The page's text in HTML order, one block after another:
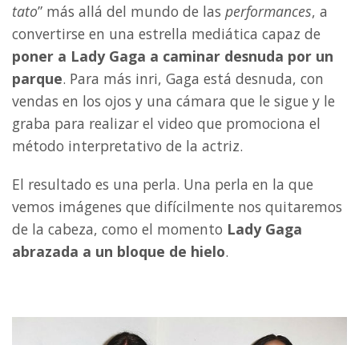
tato” más allá del mundo de las performances, a
convertirse en una estrella mediática capaz de
poner a Lady Gaga a caminar desnuda por un
parque. Para más inri, Gaga está desnuda, con
vendas en los ojos y una cámara que le sigue y le
graba para realizar el video que promociona el
método interpretativo de la actriz.
El resultado es una perla. Una perla en la que
vemos imágenes que difícilmente nos quitaremos
de la cabeza, como el momento Lady Gaga
abrazada a un bloque de hielo.